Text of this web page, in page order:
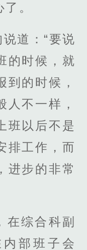
。
道：“要说
的时候，就
到的时候，
人不一样，
班以后不是
排工作，而
进步的非常
在综合科副
部班子会